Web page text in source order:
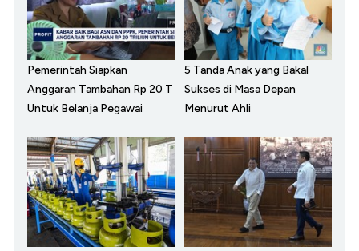
Pemerintah Siapkan
Anggaran Tambahan Rp 20 T
Untuk Belanja Pegawai
5 Tanda Anak yang Bakal
Sukses di Masa Depan
Menurut Ahli